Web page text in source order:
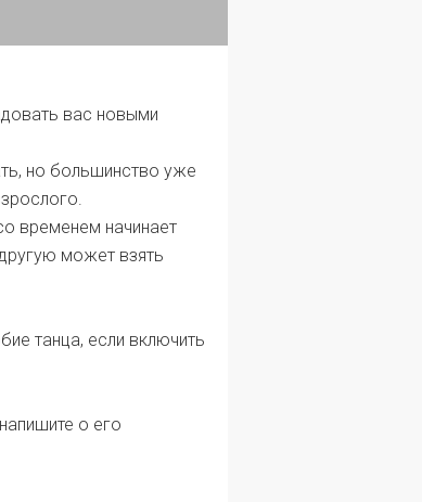
вас новыми
но большинство уже
временем начинает
может взять
танца, если включить
о его